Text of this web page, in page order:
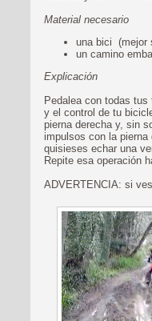
Material necesario
una bici (mejor
un camino
Explicación
Pedalea con todas
y el control de tu
pierna derecha y, sin
impulsos con la
quisieses echar una
Repite esa operación
ADVERTENCIA: si